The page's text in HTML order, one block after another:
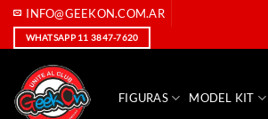
SaltarINFO@GEEKON.COM.AR
WHATSAPP 11 3847-7620
FIGURAS MODEL KIT